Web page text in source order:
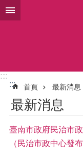
跳到主要內容區塊
搜
尋
於
本
處
業
:::
:::
首頁 最新消息
最新消息
臺南市政府民治市
（民治市政中心發布